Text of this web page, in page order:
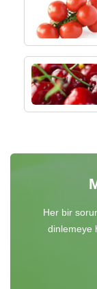
Her bir
dinlemeye